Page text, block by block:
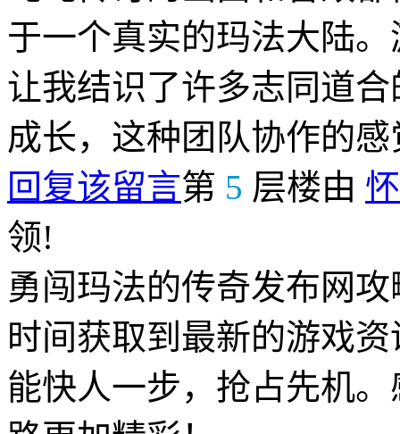
于一个真实的玛法大陆
让我结识了许多志同道
成长，这种团队协作的
回复该留言第 5 层楼由
领!
勇闯玛法的传奇发布网
时间获取到最新的游戏
能快人一步，抢占先机